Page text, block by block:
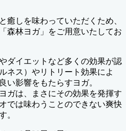
癒しを味わっていただくため、
森林ヨガ」をご用意いたしてお
ダイエットなど多くの効果が認
ネス）やリトリート効果によ
い影響をもたらすヨガ。
ガは、まさにその効果を発揮す
では味わうことのできない爽快
。